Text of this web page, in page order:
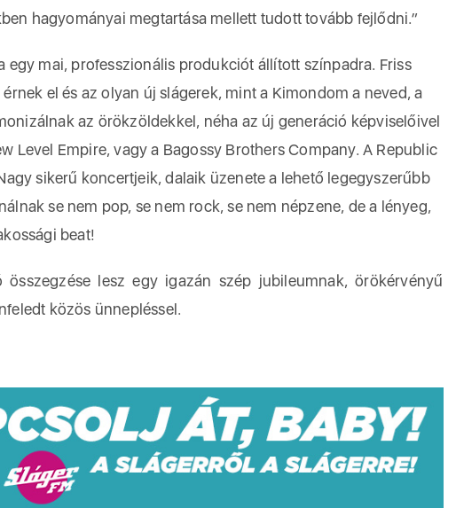
hagyományai megtartása mellett tudott tovább fejlődni.”
mai, professzionális produkciót állított színpadra. Friss
el és az olyan új slágerek, mint a Kimondom a neved, a
az örökzöldekkel, néha az új generáció képviselőivel
Level Empire, vagy a Bagossy Brothers Company. A Republic
sikerű koncertjeik, dalaik üzenete a lehető legegyszerűbb
se nem pop, se nem rock, se nem népzene, de a lényeg,
beat!
lesz egy igazán szép jubileumnak, örökérvényű
közös ünnepléssel.